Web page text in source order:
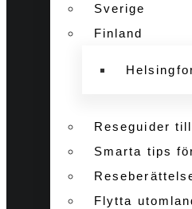
Sverige
Finland
Reseguider
Smarta tips
Flytta